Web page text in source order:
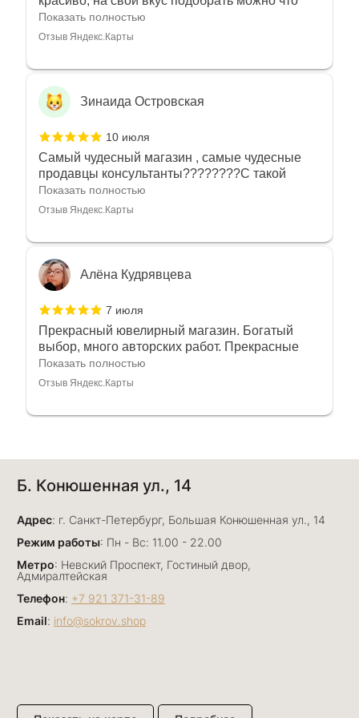
угодно
Показать полностью
Отзыв Яндекс.Карты
Зинаида Островская
10 июля
Самый чудесный магазин , самые чудесные
продавцы консультанты????????С такой
любовью рекомендовали и советовали нам
украшения????????Спасибо большое за
Показать полностью
Отзыв Яндекс.Карты
Алёна Кудрявцева
7 июля
Прекрасный ювелирный магазин. Богатый
выбор, много авторских работ. Прекрасные
консультанты. Отдельное спасибо Ирине,
очень грамотный специалист, всё показала,
Показать полностью
Отзыв Яндекс.Карты
29 июня
база, а есть совсем нетривиальные и даже
оригинальные. Спасибо сотрудникам за
деликатность и грамотные советы в подборе.
Буду рекомендовать))
Показать полностью
Лизавета
Отзыв Яндекс.Карты
Б. Конюшенная ул., 14
Адрес: г. Санкт-Петербург, Большая Конюшенная ул., 14
Режим работы: Пн - Вс: 11.00 - 22.00
Метро: Невский Проспект, Гостиный двор,
Адмиралтейская
Телефон: +7 921 371-31-89
Email: info@sokrov.shop